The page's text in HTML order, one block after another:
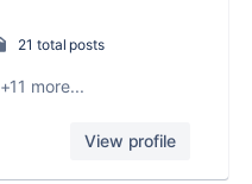
21 total posts
+11 more...
View profile